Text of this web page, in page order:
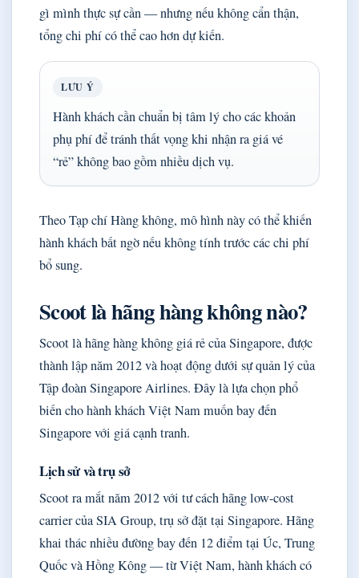
gì mình thực sự cần — nhưng nếu không cẩn thận,
tổng chi phí có thể cao hơn dự kiến.
LƯU Ý
Hành khách cần chuẩn bị tâm lý cho các khoản
phụ phí để tránh thất vọng khi nhận ra giá vé
“rẻ” không bao gồm nhiều dịch vụ.
Theo Tạp chí Hàng không, mô hình này có thể khiến
hành khách bất ngờ nếu không tính trước các chi phí
bổ sung.
Scoot là hãng hàng không nào?
Scoot là hãng hàng không giá rẻ của Singapore, được
thành lập năm 2012 và hoạt động dưới sự quản lý của
Tập đoàn Singapore Airlines. Đây là lựa chọn phổ
biến cho hành khách Việt Nam muốn bay đến
Singapore với giá cạnh tranh.
Lịch sử và trụ sở
Scoot ra mắt năm 2012 với tư cách hãng low-cost
carrier của SIA Group, trụ sở đặt tại Singapore. Hãng
khai thác nhiều đường bay đến 12 điểm tại Úc, Trung
Quốc và Hồng Kông — từ Việt Nam, hành khách có